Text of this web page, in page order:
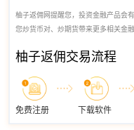
柚子返佣网提醒您，投资金融产品会
您炒货币对、炒期货带来更多相关金
柚子返佣交易流程
免费注册 下载软件